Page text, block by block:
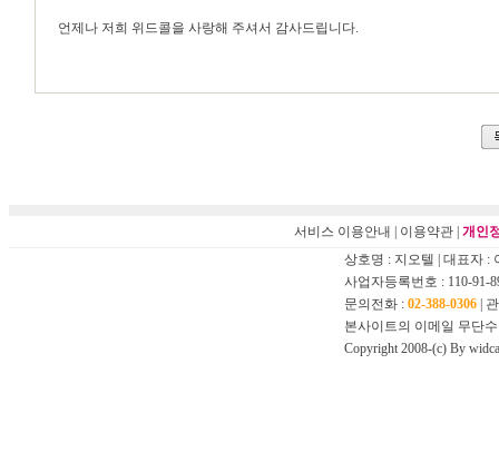
언제나 저희 위드콜을 사랑해 주셔서 감사드립니다.
서비스 이용안내 이용약관| 개인
상호명 : 지오텔 | 대표자 :
사업자등록번호 : 110-91-
문의전화 : 02-388-0306 |
본사이트의 이메일 무단
Copyright 2008-(c) By